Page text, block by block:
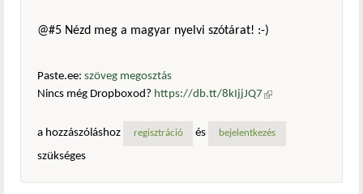
@#5 Nézd meg a magyar nyelvi szótárat! :-)
Paste.ee: szöveg megosztás
Nincs még Dropboxod? https://db.tt/8kIjjJQ7 (külső
a hozzászóláshoz
regisztráció és bejelentkezés
szükséges